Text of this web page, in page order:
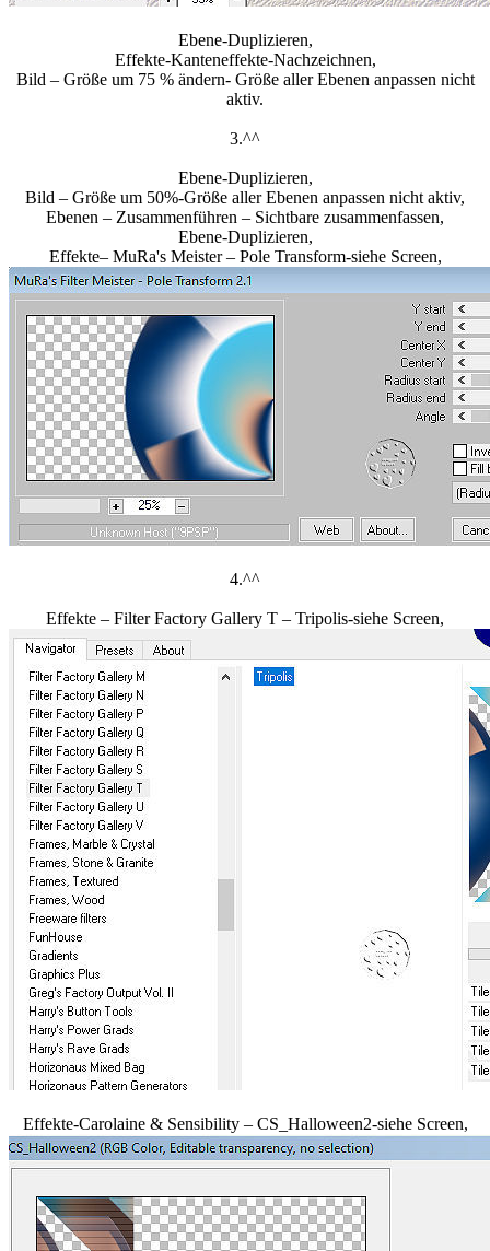
Ebene-Duplizieren,
Effekte-Kanteneffekte-Nachzeichnen,
Bild – Größe um 75 % ändern- Größe aller Ebenen anpassen nicht
aktiv.
3.^^
Ebene-Duplizieren,
Bild – Größe um 50%-Größe aller Ebenen anpassen nicht aktiv,
Ebenen – Zusammenführen – Sichtbare zusammenfassen,
Ebene-Duplizieren,
Effekte– MuRa's Meister – Pole Transform-siehe Screen,
4.^^
Effekte – Filter Factory Gallery T – Tripolis-siehe Screen,
Effekte-Carolaine & Sensibility – CS_Halloween2-siehe Screen,